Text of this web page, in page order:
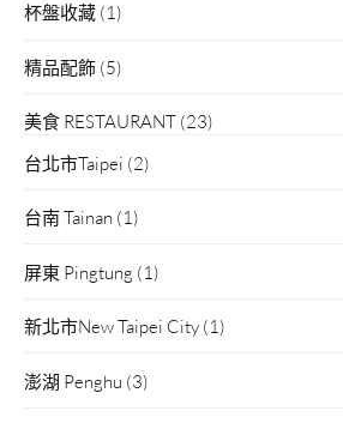
杯盤收藏 (1)
精品配飾 (5)
美食 RESTAURANT (23)
台北市Taipei (2)
台南 Tainan (1)
屏東 Pingtung (1)
新北市New Taipei City (1)
澎湖 Penghu (3)